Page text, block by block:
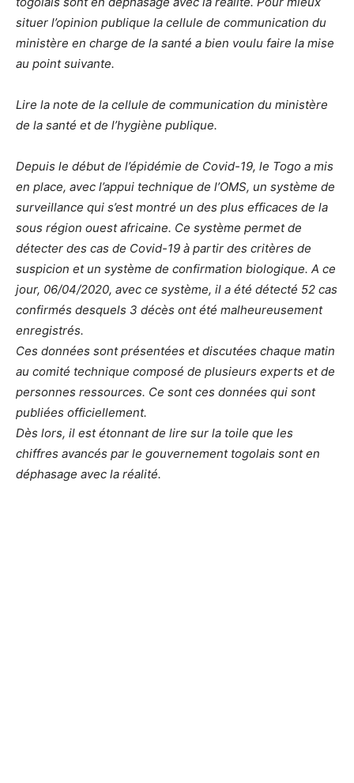
situer l’opinion publique la cellule de communication du
ministère en charge de la santé a bien voulu faire la mise
au point suivante.
Lire la note de la cellule de communication du ministère
de la santé et de l’hygiène publique.
Depuis le début de l’épidémie de Covid-19, le Togo a mis
en place, avec l’appui technique de l’OMS, un système de
surveillance qui s’est montré un des plus efficaces de la
sous région ouest africaine. Ce système permet de
détecter des cas de Covid-19 à partir des critères de
suspicion et un système de confirmation biologique. A ce
jour, 06/04/2020, avec ce système, il a été détecté 52 cas
confirmés desquels 3 décès ont été malheureusement
enregistrés.
Ces données sont présentées et discutées chaque matin
au comité technique composé de plusieurs experts et de
personnes ressources. Ce sont ces données qui sont
publiées officiellement.
Dès lors, il est étonnant de lire sur la toile que les
chiffres avancés par le gouvernement togolais sont en
déphasage avec la réalité.